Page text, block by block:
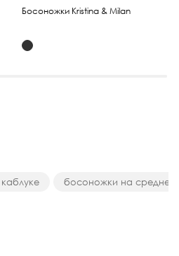
Босоножки Kristina & Milan
босоножки на среднем